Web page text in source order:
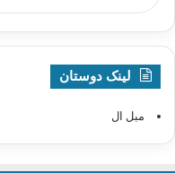
لینک دوستان
مبل ال